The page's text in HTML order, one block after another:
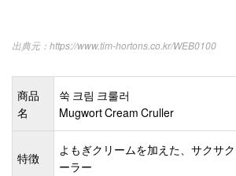
https://www.tim-hortons.co.kr/WEB0100
商品
名
쑥 크림 크룰러
Mugwort Cream Cruller
特徴
よもぎクリームを加えた、サクサ
ーラー